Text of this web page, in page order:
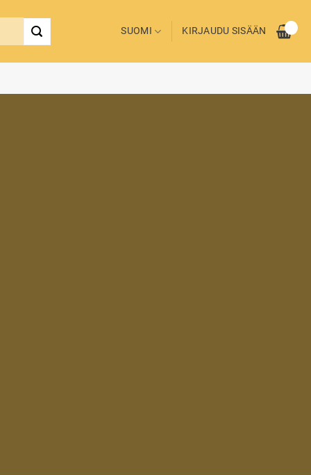
SUOMI KIRJAUDU SISÄÄN